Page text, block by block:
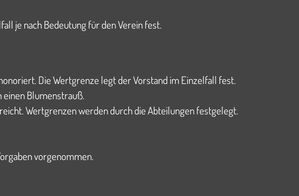
je nach Bedeutung für den Verein fest.
Die Wertgrenze legt der Vorstand im Einzelfall fest.
einen Blumenstrauß.
Wertgrenzen werden durch die Abteilungen festgelegt.
vorgenommen.